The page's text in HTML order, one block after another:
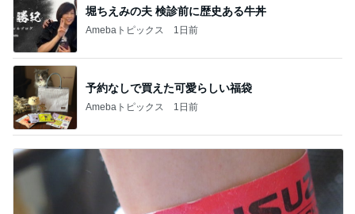
堀ちえみの夫 検診前に歴史ある牛丼
Amebaトピックス 1日前
予約なしで買えた可愛らしい福袋
Amebaトピックス 1日前